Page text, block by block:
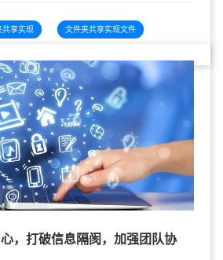
共享实现 文件夹共享实现文件
，打破信息隔阂，加强团队协